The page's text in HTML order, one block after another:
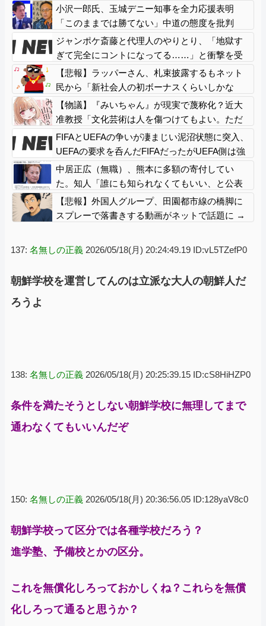
小沢一郎氏、玉城デニー知事を全力応援表明
「このままでは勝てない」中道の態度を批判
玉城氏「小沢氏は政治の師匠」※中道は支援表
明せず
ジャンポケ斎藤と代理人のやりとり、「地獄す
ぎて完全にコントになってる……」と衝撃を受
ける人が続出中
【悲報】ラッパーさん、札束披露するもネット
民から「新社会人の初ボーナスくらいしかな
い」と笑われる
【物議】『みいちゃん』が現実で蔑称化？近大
准教授「文化芸術は人を傷つけてもよい。ただ
し傷つけ方がある」
FIFAとUEFAの争いが凄まじい泥沼状態に突入、
UEFAの要求を呑んだFIFAだったがUEFA側は強
硬姿勢を崩さず……
中居正広（無職）、熊本に多額の寄付してい
た。知人「誰にも知られなくてもいい、と公表
してない」
【悲報】外国人グループ、田園都市線の橋脚に
スプレーで落書きする動画がネットで話題に →
137: 名無しの正義 2026/05/18(月) 20:24:49.19 ID:vL5TZefP0
朝鮮学校を運営してんのは立派な大人の朝鮮人だ
ろうよ
138: 名無しの正義 2026/05/18(月) 20:25:39.15 ID:cS8HiHZP0
条件を満たそうとしない朝鮮学校に無理してまで
通わなくてもいいんだぞ
150: 名無しの正義 2026/05/18(月) 20:36:56.05 ID:128yaV8c0
朝鮮学校って区分では各種学校だろう？
進学塾、予備校とかの区分。
これを無償化しろっておかしくね？これらを無償
化しろって通ると思うか？